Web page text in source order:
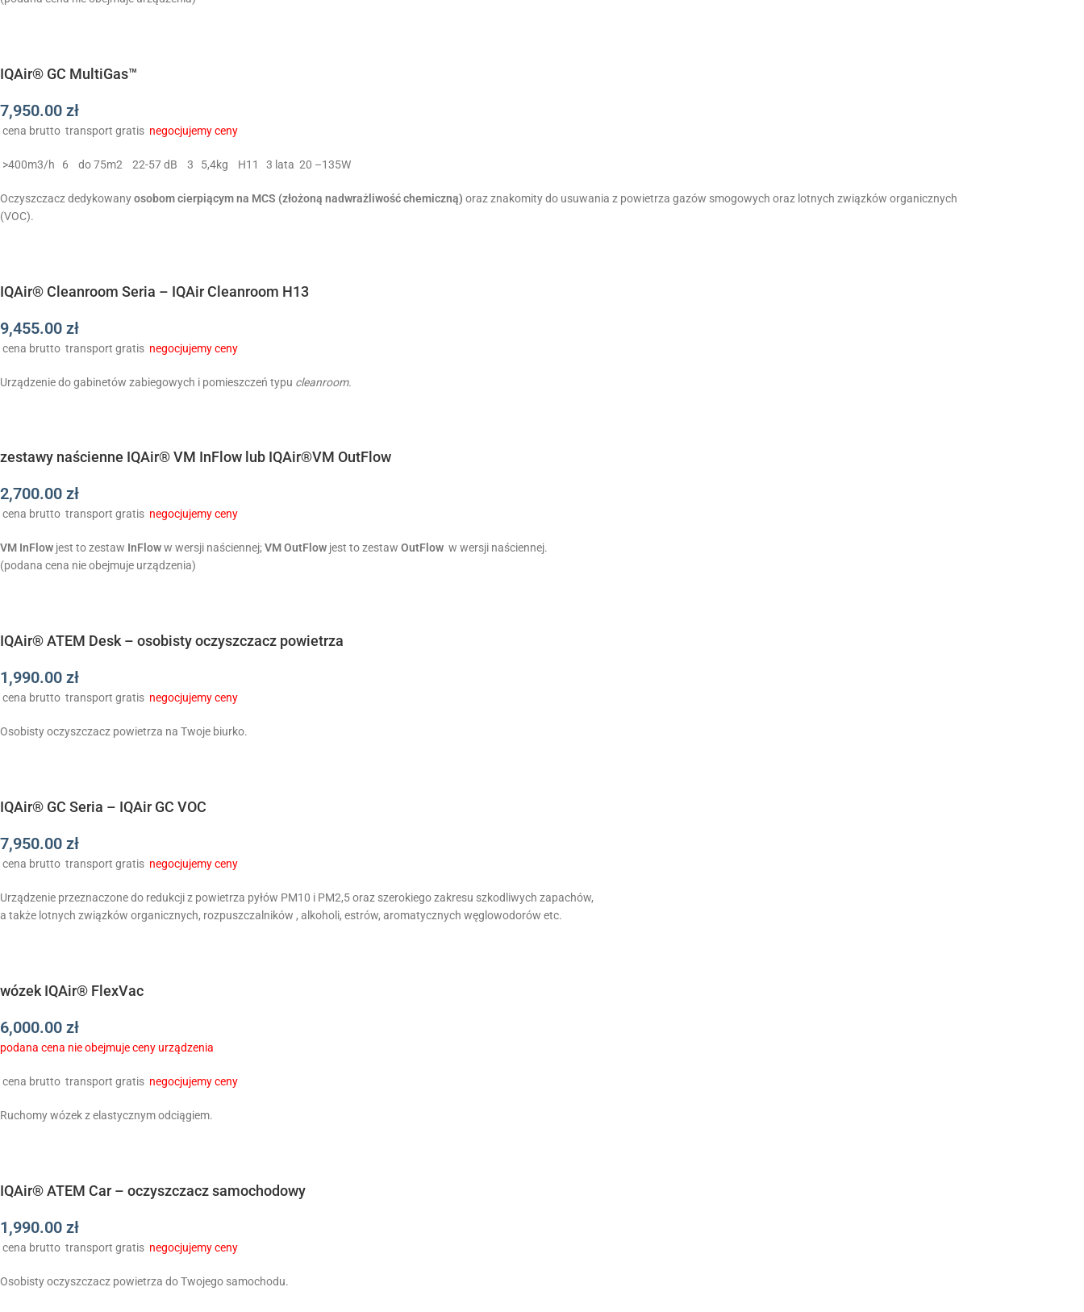
IQAir® GC MultiGas™
7,950.00 zł
cena brutto transport gratis negocjujemy ceny
>400m3/h 6 do 75m2 22-57 dB 3 5,4kg H11 3 lata 20 –135W
Oczyszczacz dedykowanyosobom cierpiącym na MCS (złożoną nadwrażliwość chemiczną) oraz znakomity do usuwania z powietrza gazów smogowych oraz lotnych związków organicznych
(VOC).
IQAir® Cleanroom Seria – IQAir Cleanroom H13
9,455.00 zł
cena brutto transport gratis negocjujemy ceny
Urządzenie do gabinetów zabiegowych i pomieszczeń typu cleanroom.
zestawy naścienne IQAir® VM InFlow lub IQAir®VM OutFlow
2,700.00 zł
cena brutto transport gratis negocjujemy ceny
VM InFlow jest to zestaw InFloww wersji naściennej;VM OutFlow jest to zestaw OutFlow w wersji naściennej.
(podana cena nie obejmuje urządzenia)
IQAir® ATEM Desk – osobisty oczyszczacz powietrza
1,990.00 zł
cena brutto transport gratis negocjujemy ceny
Osobisty oczyszczacz powietrza na Twoje biurko.
IQAir® GC Seria – IQAir GC VOC
7,950.00 zł
cena brutto transport gratis negocjujemy ceny
Urządzenie przeznaczone do redukcji z powietrza pyłów PM10 i PM2,5 oraz szerokiego zakresu szkodliwych zapachów,
a także lotnych związków organicznych, rozpuszczalników , alkoholi, estrów, aromatycznych węglowodorów etc.
wózek IQAir® FlexVac
6,000.00 zł
podana cena nie obejmuje ceny urządzenia
cena brutto transport gratis negocjujemy ceny
Ruchomy wózek z elastycznym odciągiem.
IQAir® ATEM Car – oczyszczacz samochodowy
1,990.00 zł
cena brutto transport gratis negocjujemy ceny
Osobisty oczyszczacz powietrza do Twojego samochodu.